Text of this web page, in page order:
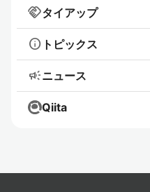
handshakeタイアップ
info トピックス
campaignニュース
Qiita